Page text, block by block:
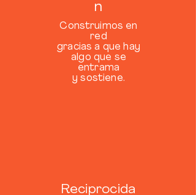
n
Construimos en
red
gracias a que hay
algo que se
entrama
y sostiene.
Reciprocida